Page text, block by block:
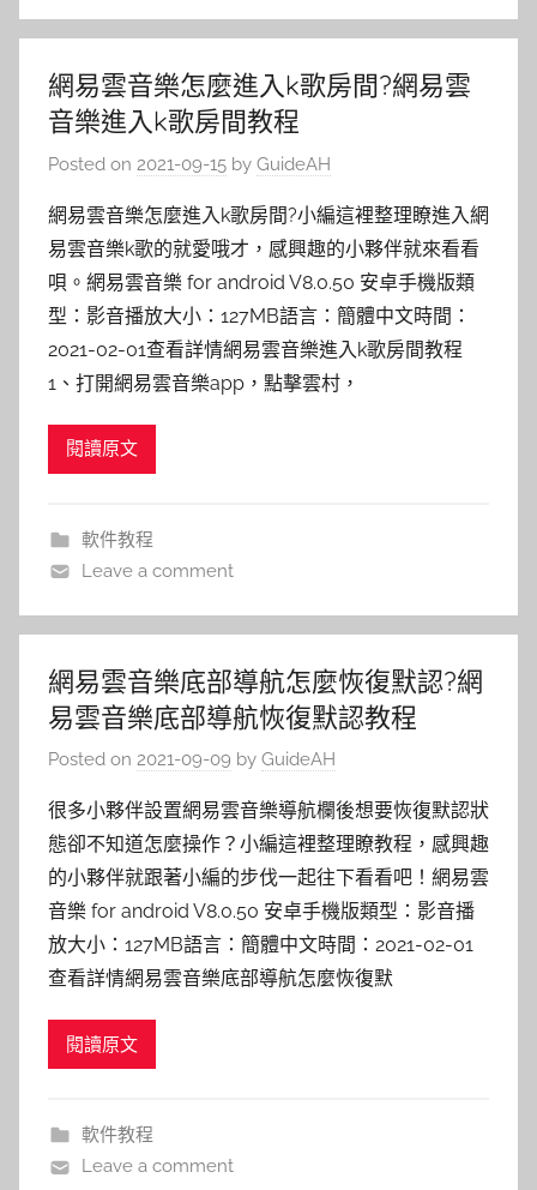
網易雲音樂怎麼進入k歌房間?網易雲
音樂進入k歌房間教程
Posted on 2021-09-15 by GuideAH
網易雲音樂怎麼進入k歌房間?小編這裡整理瞭進入網
易雲音樂k歌的就愛哦才，感興趣的小夥伴就來看看
唄。網易雲音樂 for android V8.0.50 安卓手機版類
型：影音播放大小：127MB語言：簡體中文時間：
2021-02-01查看詳情網易雲音樂進入k歌房間教程
1、打開網易雲音樂app，點擊雲村，
閱讀原文
軟件教程
Leave a comment
網易雲音樂底部導航怎麼恢復默認?網
易雲音樂底部導航恢復默認教程
Posted on 2021-09-09 by GuideAH
很多小夥伴設置網易雲音樂導航欄後想要恢復默認狀
態卻不知道怎麼操作？小編這裡整理瞭教程，感興趣
的小夥伴就跟著小編的步伐一起往下看看吧！網易雲
音樂 for android V8.0.50 安卓手機版類型：影音播
放大小：127MB語言：簡體中文時間：2021-02-01
查看詳情網易雲音樂底部導航怎麼恢復默
閱讀原文
軟件教程
Leave a comment